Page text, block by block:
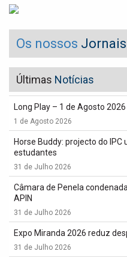
Os nossos Jornais
Últimas Notícias
Long Play – 1 de Agosto 2026
1 de Agosto 2026
Horse Buddy: projecto do
estudantes
31 de Julho 2026
Câmara de Penela
APIN
31 de Julho 2026
Expo Miranda 2026 reduz
31 de Julho 2026